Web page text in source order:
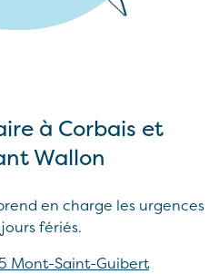
à Corbais et
Wallon
en charge les urgences
fériés.
Mont-Saint-Guibert